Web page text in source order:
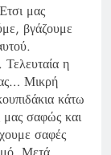
μας
βγάζουμε
Τελευταία η
Μικρή
κάτω
μας σαφώς και
σαφές